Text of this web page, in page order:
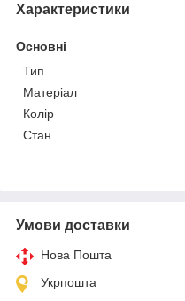
Характеристики
Основні
Тип
Матеріал
Колір
Стан
Умови доставки
Нова Пошта
Укрпошта